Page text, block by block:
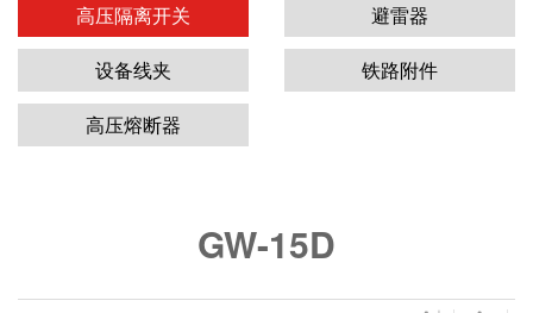
高压隔离开关
避雷器
设备线夹
铁路附件
高压熔断器
GW-15D